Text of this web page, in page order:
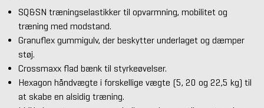
SQ&SN træningselastikker til opvarmning, mobilitet og
træning med modstand.
Granuflex gummigulv, der beskytter underlaget og dæmper
støj.
Crossmaxx flad bænk til styrkeøvelser.
Hexagon håndvægte i forskellige vægte (5, 20 og 22,5 kg) til
at skabe en alsidig træning.